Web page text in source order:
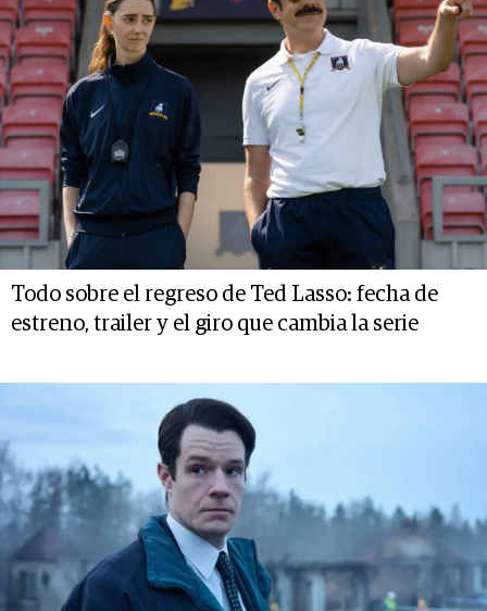
Todo sobre el regreso de Ted Lasso: fecha de
estreno, trailer y el giro que cambia la serie